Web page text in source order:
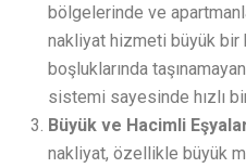
bölgelerinde ve
nakliyat hizmeti büyük bir
boşluklarında
sistemi sayesinde hızlı
Büyük ve Hacimli
nakliyat, özellikle büyük